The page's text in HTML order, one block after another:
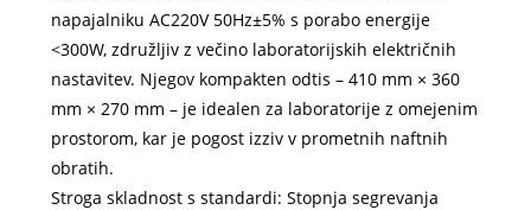
napajalniku AC220V 50Hz±5% s porabo energije
<300W, združljiv z večino laboratorijskih električnih
nastavitev. Njegov kompakten odtis – 410 mm × 360
mm × 270 mm – je idealen za laboratorije z omejenim
prostorom, kar je pogost izziv v prometnih naftnih
obratih.
Stroga skladnost s standardi: Stopnja segrevanja